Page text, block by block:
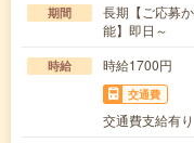
期間
長期【ご応募
能】即日～
時給 時給1700円
交通費
交通費支給有り